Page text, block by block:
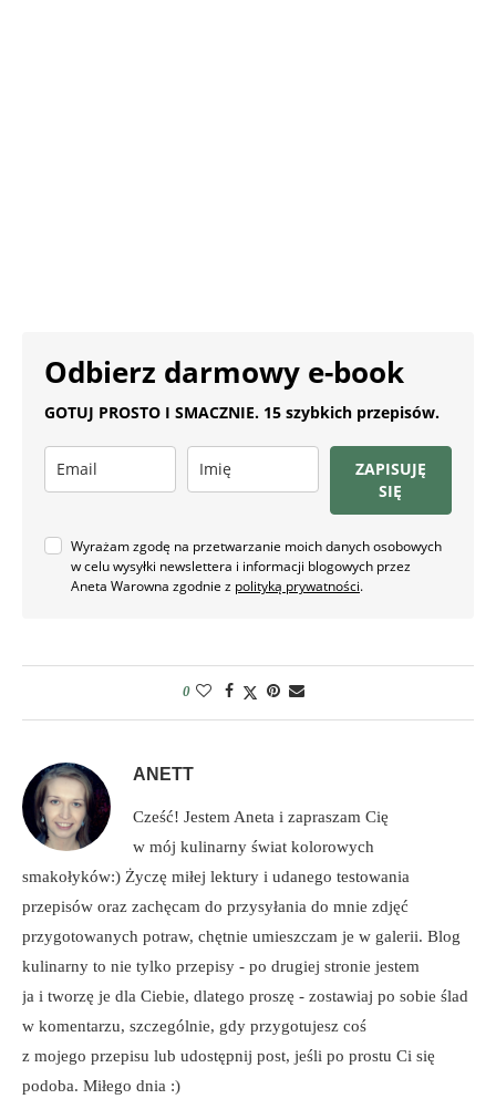
Odbierz darmowy e-book
GOTUJ PROSTO I SMACZNIE. 15 szybkich przepisów.
ZAPISUJĘ
SIĘ
Wyrażam zgodę na przetwarzanie moich danych osobowych
w celu wysyłki newslettera i informacji blogowych przez
Aneta Warowna zgodnie z polityką prywatności.
0
ANETT
Cześć! Jestem Aneta i zapraszam Cię
w mój kulinarny świat kolorowych
smakołyków:) Życzę miłej lektury i udanego testowania
przepisów oraz zachęcam do przysyłania do mnie zdjęć
przygotowanych potraw, chętnie umieszczam je w galerii. Blog
kulinarny to nie tylko przepisy - po drugiej stronie jestem
ja i tworzę je dla Ciebie, dlatego proszę - zostawiaj po sobie ślad
w komentarzu, szczególnie, gdy przygotujesz coś
z mojego przepisu lub udostępnij post, jeśli po prostu Ci się
podoba. Miłego dnia :)